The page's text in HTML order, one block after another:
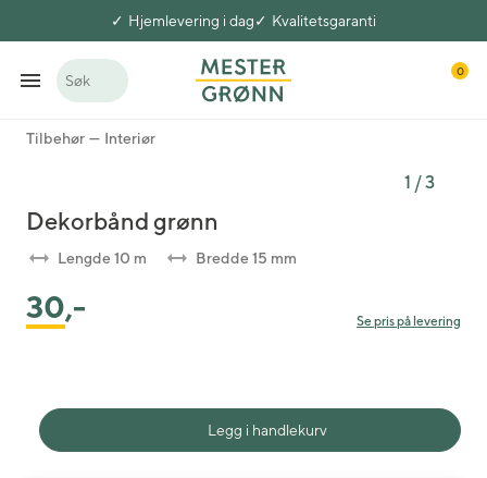
Hjemlevering i dag Kvalitetsgaranti
Søk
0
Tilbehør Interiør
1 /3
Dekorbånd grønn
Lengde 10 m Bredde 15 mm
30,- Se pris på levering
Legg i handlekurv